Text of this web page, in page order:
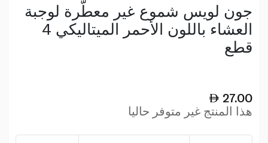
جون لويس شموع غير معطّرة لوجبة
العشاء باللون الأحمر الميتاليكي 4
قطع
27.00
هذا المنتج غير متوفر حاليا